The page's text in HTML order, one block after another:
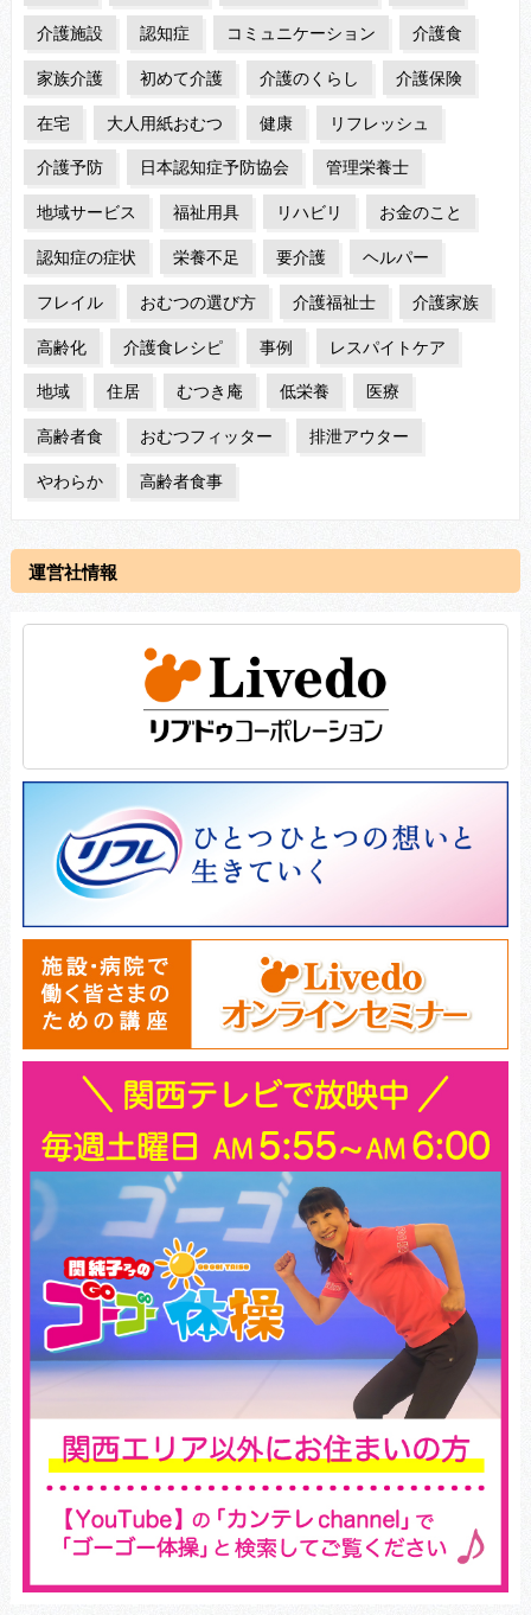
介護施設 認知症 コミュニケーション 介護食
家族介護 初めて介護 介護のくらし 介護保険
在宅 大人用紙おむつ 健康 リフレッシュ
介護予防 日本認知症予防協会 管理栄養士
地域サービス 福祉用具 リハビリ お金のこと
認知症の症状 栄養不足 要介護 ヘルパー
フレイル おむつの選び方 介護福祉士 介護家族
高齢化 介護食レシピ 事例 レスパイトケア
地域 住居 むつき庵 低栄養 医療
高齢者食 おむつフィッター 排泄アウター
やわらか 高齢者食事
運営社情報